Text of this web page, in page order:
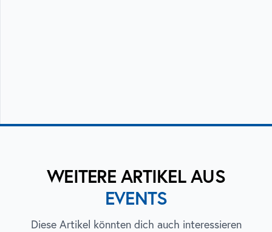
WEITERE ARTIKEL AUS
EVENTS
Diese Artikel könnten dich auch interessieren